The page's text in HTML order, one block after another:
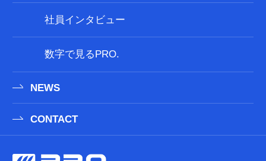
社員インタビュー
数字で見るPRO.
NEWS
CONTACT